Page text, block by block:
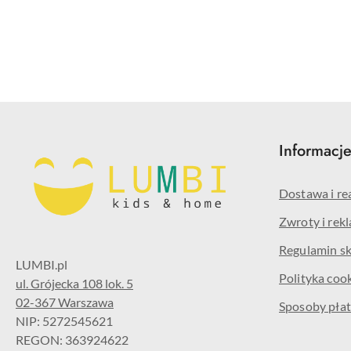
ul. Grójecka 108 lok. 5
02-367 Warszawa
NIP: 5272545621
REGON: 363924622
Informacje
Dostawa i
Zwroty i
Regulamin
Polityka
Sposoby